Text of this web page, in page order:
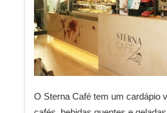
O Sterna Café tem um cardápio